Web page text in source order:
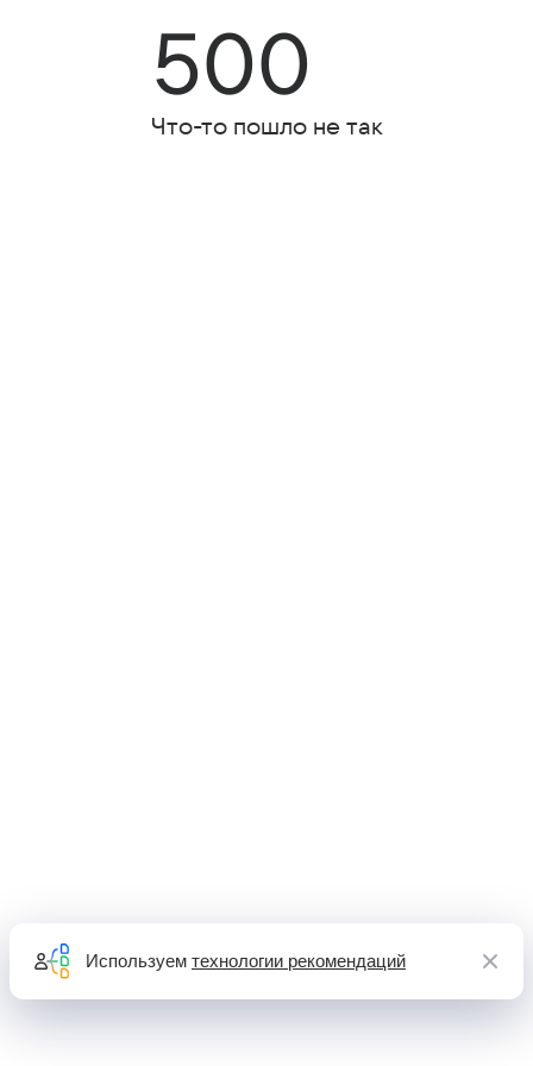
500
Что-то пошло не так
Используем технологии рекомендаций